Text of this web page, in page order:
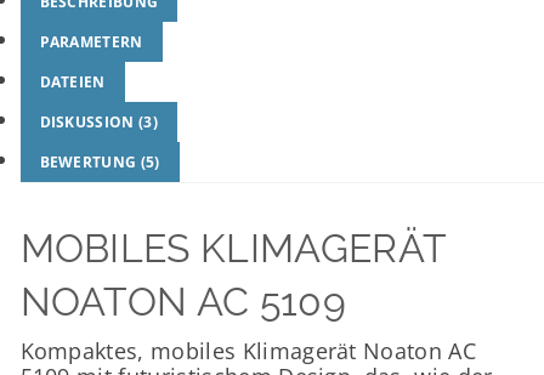
PARAMETERN
DATEIEN
DISKUSSION (3)
BEWERTUNG (5)
MOBILES KLIMAGERÄT
NOATON AC 5109
Kompaktes, mobiles Klimagerät Noaton AC